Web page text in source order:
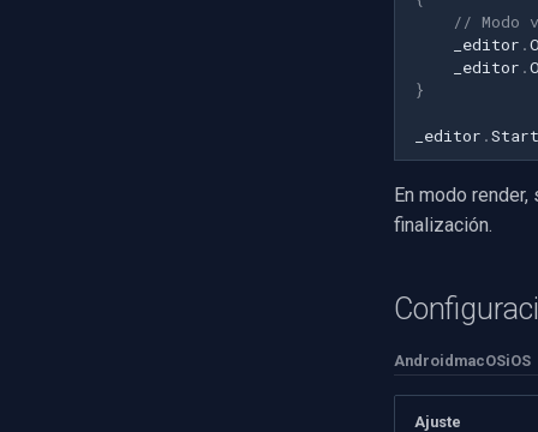
// Modo
_editor .
_editor .
}
_editor .Start
En modo
finalización.
Android macOSiOS
Ajuste